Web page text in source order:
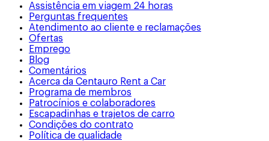
Assistência em viagem 24 horas
Perguntas frequentes
Atendimento ao cliente e reclamações
Ofertas
Emprego
Blog
Comentários
Acerca da Centauro Rent a Car
Programa de membros
Patrocínios e colaboradores
Escapadinhas e trajetos de carro
Condições do contrato
Política de qualidade